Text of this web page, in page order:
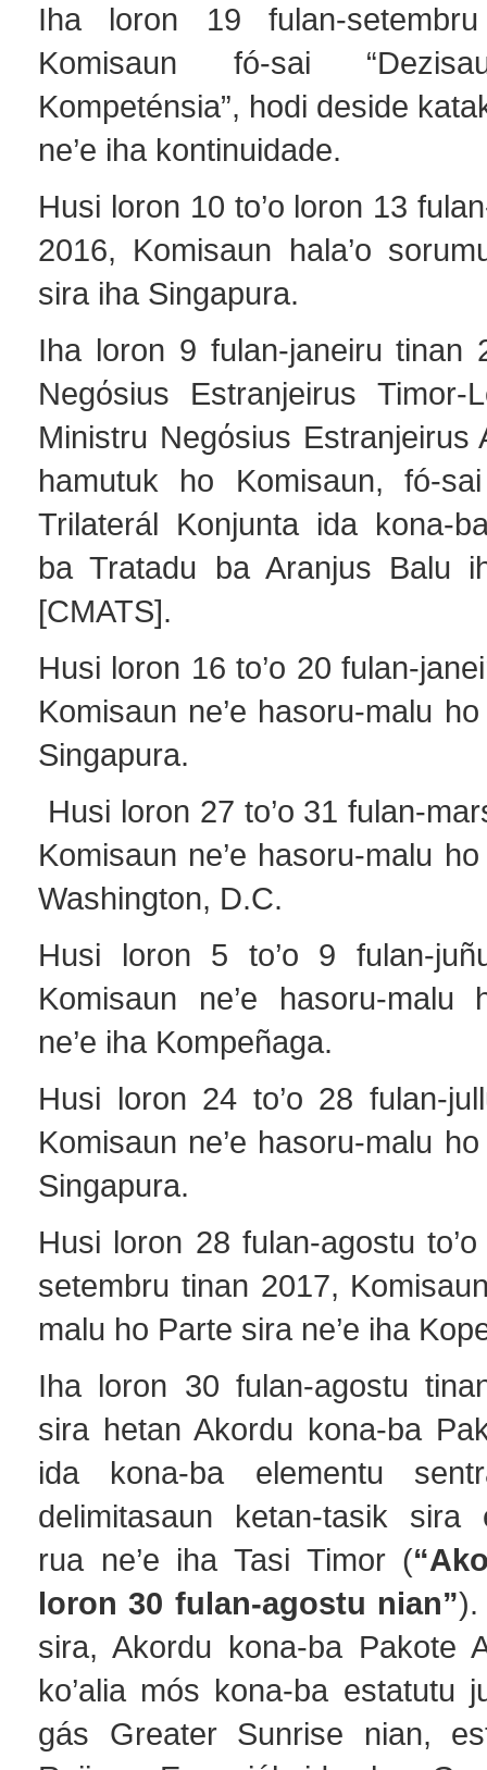
Iha loron 19 fulan-
Komisaun fó-sai
Kompeténsia”, hodi deside
ne’e iha kontinuidade.
Husi loron 10 to’o loron 13
2016, Komisaun hala’o
sira iha Singapura.
Iha loron 9 fulan-janeiru tinan
Negόsius Estranjeirus
Ministru Negόsius Estranjeirus
hamutuk ho Komisaun, fó-
Trilaterál Konjunta ida kona-
ba Tratadu ba Aranjus Balu
[CMATS].
Husi loron 16 to’o 20 fulan-
Komisaun ne’e hasoru-malu
Singapura.
Husi loron 27 to’o 31 fulan-
Komisaun ne’e hasoru-malu
Washington, D.C.
Husi loron 5 to’o 9 fulan-
Komisaun ne’e hasoru-
ne’e iha Kompeñaga.
Husi loron 24 to’o 28 fulan-
Komisaun ne’e hasoru-malu
Singapura.
Husi loron 28 fulan-agostu
setembru tinan 2017,
malu ho Parte sira ne’e iha
Iha loron 30 fulan-agostu
sira hetan Akordu kona-ba
ida kona-ba elementu
delimitasaun ketan-tasik sira
rua ne’e iha Tasi Timor (
loron 30 fulan-agostu nian”).
sira, Akordu kona-ba Pakote
ko’alia mós kona-ba estatutu
gás Greater Sunrise nian,